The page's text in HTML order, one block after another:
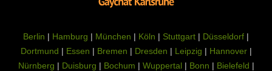
Berlin | Hamburg | München | Köln | Stuttgart | Düsseldorf |
Dortmund | Essen | Bremen | Dresden | Leipzig | Hannover|
Nürnberg | Duisburg | Bochum | Wuppertal | Bonn | Bielefeld |